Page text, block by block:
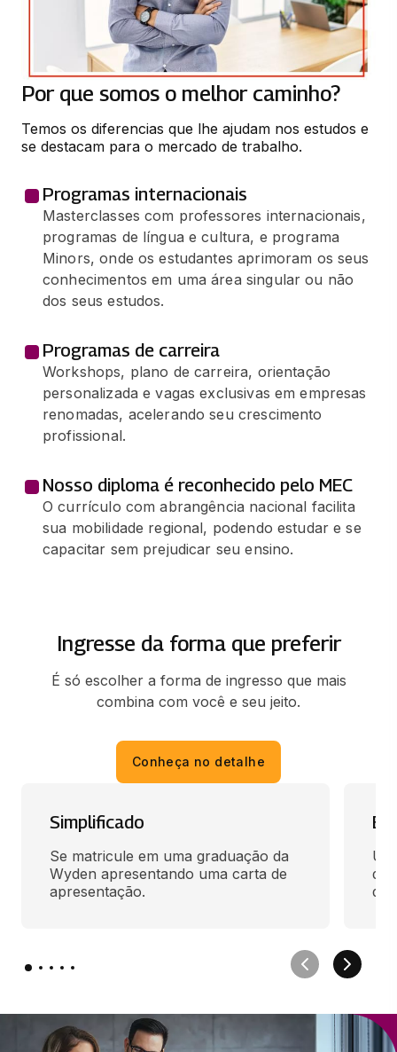
ESTRATÉGICA
Por que somos o melhor caminho?
Temos os diferencias que lhe ajudam nos estudos e
se destacam para o mercado de trabalho.
Programas internacionais
Masterclasses com professores internacionais,
programas de língua e cultura, e programa
Minors, onde os estudantes aprimoram os seus
conhecimentos em uma área singular ou não
dos seus estudos.
Programas de carreira
Workshops, plano de carreira, orientação
personalizada e vagas exclusivas em empresas
renomadas, acelerando seu crescimento
profissional.
Nosso diploma é reconhecido pelo MEC
O currículo com abrangência nacional facilita
sua mobilidade regional, podendo estudar e se
capacitar sem prejudicar seu ensino.
Ingresse da forma que preferir
É só escolher a forma de ingresso que mais
combina com você e seu jeito.
Conheça no detalhe
Simplificado
Se matricule em uma graduação da
Wyden apresentando uma carta de
apresentação.